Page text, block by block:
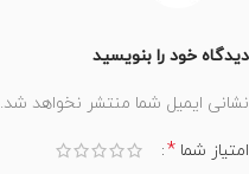
دیدگاه خود را بنویسید
نشانی ایمیل شما منتشر نخواهد شد.
امتیاز شما *